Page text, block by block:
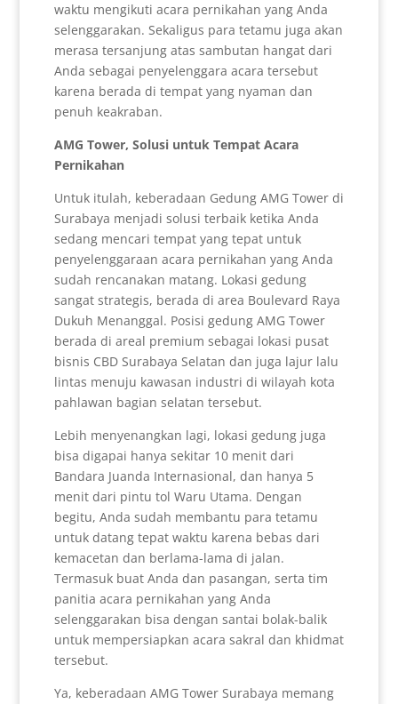
waktu mengikuti acara pernikahan yang Anda
selenggarakan. Sekaligus para tetamu juga akan
merasa tersanjung atas sambutan hangat dari
Anda sebagai penyelenggara acara tersebut
karena berada di tempat yang nyaman dan
penuh keakraban.
AMG Tower, Solusi untuk Tempat Acara
Pernikahan
Untuk itulah, keberadaan Gedung AMG Tower di
Surabaya menjadi solusi terbaik ketika Anda
sedang mencari tempat yang tepat untuk
penyelenggaraan acara pernikahan yang Anda
sudah rencanakan matang. Lokasi gedung
sangat strategis, berada di area Boulevard Raya
Dukuh Menanggal. Posisi gedung AMG Tower
berada di areal premium sebagai lokasi pusat
bisnis CBD Surabaya Selatan dan juga lajur lalu
lintas menuju kawasan industri di wilayah kota
pahlawan bagian selatan tersebut.
Lebih menyenangkan lagi, lokasi gedung juga
bisa digapai hanya sekitar 10 menit dari
Bandara Juanda Internasional, dan hanya 5
menit dari pintu tol Waru Utama. Dengan
begitu, Anda sudah membantu para tetamu
untuk datang tepat waktu karena bebas dari
kemacetan dan berlama-lama di jalan.
Termasuk buat Anda dan pasangan, serta tim
panitia acara pernikahan yang Anda
selenggarakan bisa dengan santai bolak-balik
untuk mempersiapkan acara sakral dan khidmat
tersebut.
Ya, keberadaan AMG Tower Surabaya memang